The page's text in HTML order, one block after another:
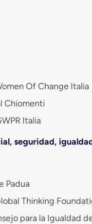
Of Change Italia
Chiomenti
Italia
seguridad,
Padua
Thinking
para la Igualdad